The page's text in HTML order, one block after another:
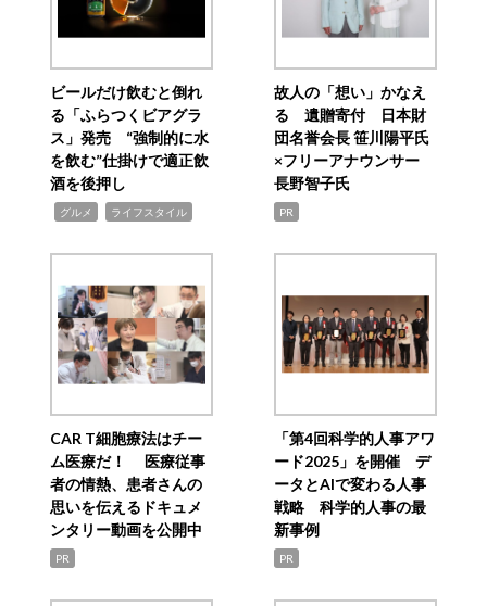
ビールだけ飲むと倒れ
る「ふらつくビアグラ
ス」発売 “強制的に水
を飲む”仕掛けで適正飲
酒を後押し
グルメ ライフスタイル
故人の「想い」かなえ
る 遺贈寄付 日本財
団名誉会長 笹川陽平氏
×フリーアナウンサー
長野智子氏
PR
CAR T細胞療法はチー
ム医療だ！ 医療従事
者の情熱、患者さんの
思いを伝えるドキュメ
ンタリー動画を公開中
PR
「第4回科学的人事アワ
ード2025」を開催 デ
ータとAIで変わる人事
戦略 科学的人事の最
新事例
PR